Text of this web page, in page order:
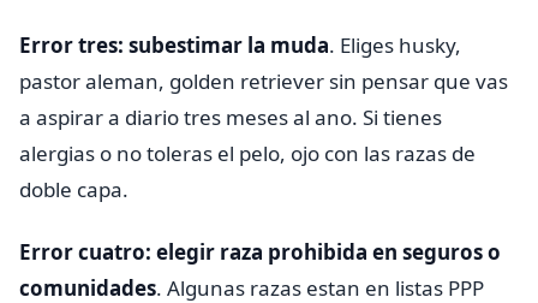
Error tres: subestimar la muda. Eliges husky,
pastor aleman, golden retriever sin pensar que vas
a aspirar a diario tres meses al ano. Si tienes
alergias o no toleras el pelo, ojo con las razas de
doble capa.
Error cuatro: elegir raza prohibida en seguros o
comunidades. Algunas razas estan en listas PPP